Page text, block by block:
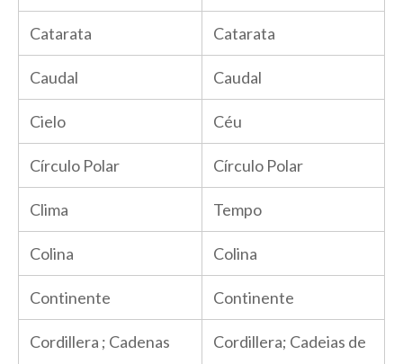
Catarata Catarata
Caudal Caudal
Cielo Céu
Círculo Polar Círculo Polar
Clima Tempo
Colina Colina
Continente Continente
Cordillera ; Cadenas
Cordillera; Cadeias de